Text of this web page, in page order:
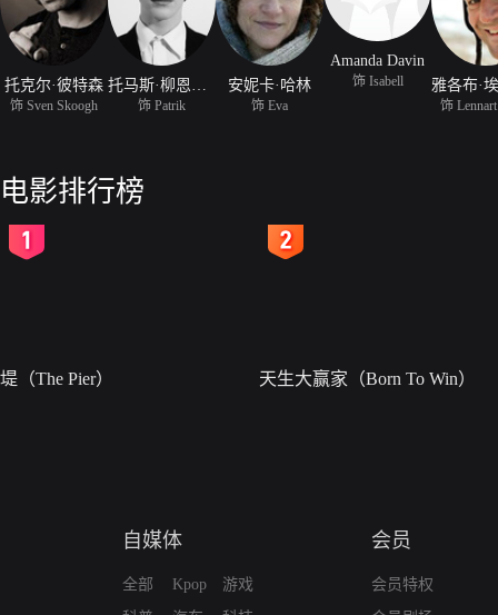
托克尔·彼特森
饰 Sven Skoogh 饰 Patrik
安妮卡·哈林
饰 Eva
Amanda Davin
饰 Isabell
饰
电影排行榜
堤（The Pier） 天生大赢家（Born To Win）
自媒体
全部
Kpop
游戏
会员
会员特权